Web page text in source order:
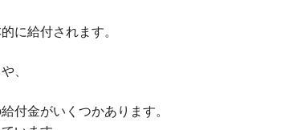
に給付されます。
、
付金がいくつかあります。